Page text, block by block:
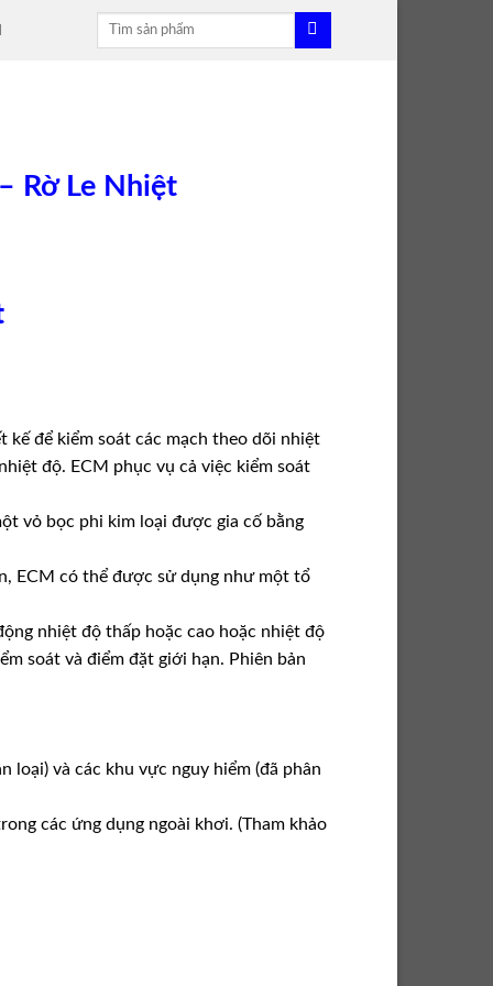
Tìm
Rờ Le Nhiệt
để kiểm soát các mạch theo dõi nhiệt
độ. ECM phục vụ cả việc kiểm soát
vỏ bọc phi kim loại được gia cố bằng
ECM có thể được sử dụng như một tổ
nhiệt độ thấp hoặc cao hoặc nhiệt độ
soát và điểm đặt giới hạn. Phiên bản
loại) và các khu vực nguy hiểm (đã phân
các ứng dụng ngoài khơi. (Tham khảo